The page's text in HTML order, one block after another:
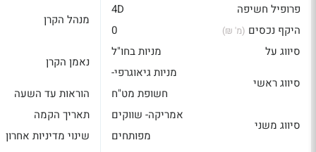
פרופיל חשיפה
4D
היקף נכסים (מ' ₪)
0
סיווג על
מניות בחו"ל
סיווג ראשי
מניות גיאוגרפי-
חשופת מט"ח
סיווג משני
אמריקה- שווקים
מפותחים
מנהל הקרן
נאמן הקרן
הוראות עד השעה
תאריך הקמה
שינוי מדיניות אחרון